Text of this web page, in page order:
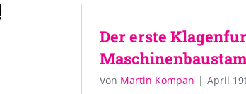
Der erste
Von Martin Kompan | April